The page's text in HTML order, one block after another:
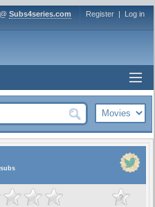
Subs4series.com Register | Log in
?